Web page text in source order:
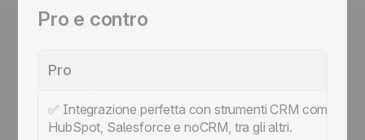
Pro e contro
Pro
✅ Integrazione perfetta con strumenti CRM come
HubSpot, Salesforce e noCRM, tra gli altri.